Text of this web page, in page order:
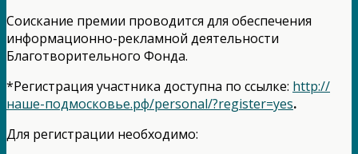
Соискание премии проводится для обеспечения
информационно-рекламной деятельности
Благотворительного Фонда.
*Регистрация участника доступна по ссылке: http://
наше-подмосковье.рф/personal/?register=yes.
Для регистрации необходимо: